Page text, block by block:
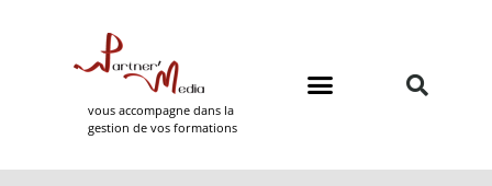
vous accompagne dans la
gestion de vos formations